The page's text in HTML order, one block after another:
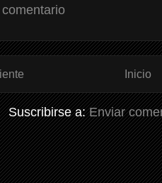
Inicio
Suscribirse a:Enviar